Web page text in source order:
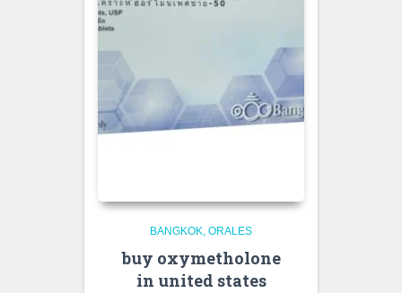
BANGKOK ORALES
buy oxymetholone
in united states